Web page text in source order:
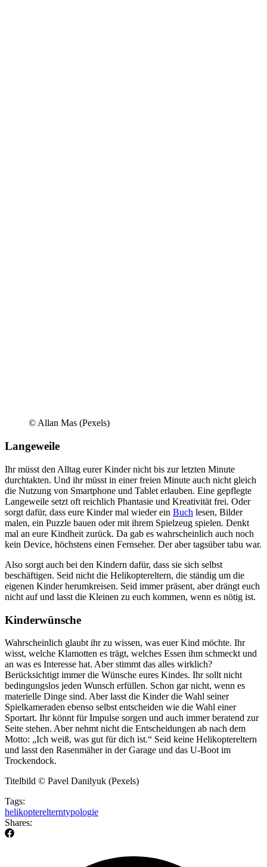
© Allan Mas (Pexels)
Langeweile
Ihr müsst den Alltag eurer Kinder nicht bis zur letzten Minute
durchtakten. Und ihr müsst in einer freien Minute auch nicht gleich
die Nutzung von Smartphone und Tablet erlauben. Eine gepflegte
Langeweile setzt oft reichlich Phantasie und Kreativität frei. Oder
sorgt dafür, dass eure Kinder mal wieder ein Buch lesen, Bilder
malen, ein Puzzle bauen oder mit ihrem Spielzeug spielen. Denkt
mal an eure Kindheit zurück. Da gab es wahrscheinlich auch noch
kein Device, höchstens einen Fernseher. Der aber tagsüber tabu war.
Also sorgt auch bei den Kindern dafür, dass sie sich selbst
beschäftigen. Seid nicht die Helikoptereltern, die ständig um die
eigenen Kinder herumkreisen. Seid immer präsent, aber drängt euch
nicht auf und lasst die Kleinen zu euch kommen, wenn es nötig ist.
Kinderwünsche
Wahrscheinlich glaubt ihr zu wissen, was euer Kind möchte. Ihr
wisst, welche Klamotten es trägt, welches Essen ihm schmeckt und
an was es Interesse hat. Aber stimmt das alles wirklich?
Berücksichtigt immer die Wünsche eures Kindes. Ihr sollt nicht
bedingungslos jeden Wunsch erfüllen. Schon gar nicht, wenn es
materielle Dinge sind. Aber lasst die Kinder die Wahl seiner
Spielkameraden ebenso selbst entscheiden wie die Wahl einer
Sportart. Ihr könnt für Impulse sorgen und auch immer beratend zur
Seite stehen. Aber nehmt nicht die Entscheidungen ab nach dem
Motto: „Ich weiß, was gut für dich ist.“ Seid keine Helikoptereltern
und lasst den Rasenmäher in der Garage und das U-Boot im
Trockendock.
Titelbild © Pavel Danilyuk (Pexels)
Tags:
helikopterelterntypologie
Shares: